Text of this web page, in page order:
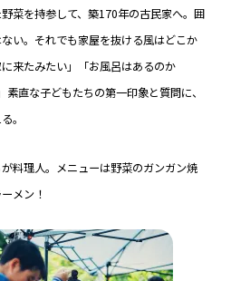
菜を持参して、築170年の古民家へ。囲
い。それでも家屋を抜ける風はどこか
来たみたい」「お風呂はあるのか
直な子どもたちの第一印象と質問に、
。
料理人。メニューは野菜のガンガン焼
メン！